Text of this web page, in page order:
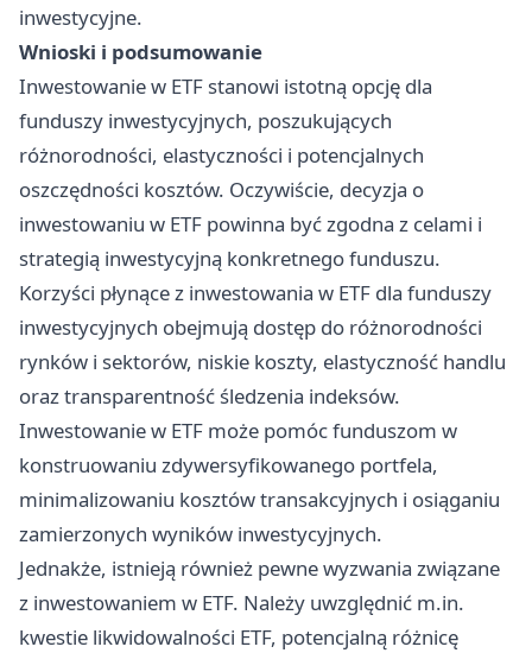
inwestycyjne.
Wnioski i podsumowanie
Inwestowanie w ETF stanowi istotną opcję dla
funduszy inwestycyjnych, poszukujących
różnorodności, elastyczności i potencjalnych
oszczędności kosztów. Oczywiście, decyzja o
inwestowaniu w ETF powinna być zgodna z celami i
strategią inwestycyjną konkretnego funduszu.
Korzyści płynące z inwestowania w ETF dla funduszy
inwestycyjnych obejmują dostęp do różnorodności
rynków i sektorów, niskie koszty, elastyczność handlu
oraz transparentność śledzenia indeksów.
Inwestowanie w ETF może pomóc funduszom w
konstruowaniu zdywersyfikowanego portfela,
minimalizowaniu kosztów transakcyjnych i osiąganiu
zamierzonych wyników inwestycyjnych.
Jednakże, istnieją również pewne wyzwania związane
z inwestowaniem w ETF. Należy uwzględnić m.in.
kwestie likwidowalności ETF, potencjalną różnicę